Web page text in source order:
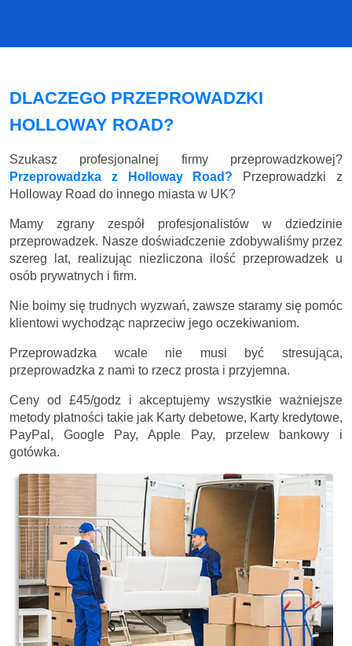
DLACZEGO PRZEPROWADZKI
HOLLOWAY ROAD?
Szukasz profesjonalnej firmy przeprowadzkowej?
Przeprowadzka z Holloway Road? Przeprowadzki z
Holloway Road do innego miasta w UK?
Mamy zgrany zespół profesjonalistów w dziedzinie
przeprowadzek. Nasze doświadczenie zdobywaliśmy przez
szereg lat, realizując niezliczona ilość przeprowadzek u
osób prywatnych i firm.
Nie boimy się trudnych wyzwań, zawsze staramy się pomóc
klientowi wychodząc naprzeciw jego oczekiwaniom.
Przeprowadzka wcale nie musi być stresująca,
przeprowadzka z nami to rzecz prosta i przyjemna.
Ceny od £45/godz i akceptujemy wszystkie ważniejsze
metody płatności takie jak Karty debetowe, Karty kredytowe,
PayPal, Google Pay, Apple Pay, przelew bankowy i
gotówka.